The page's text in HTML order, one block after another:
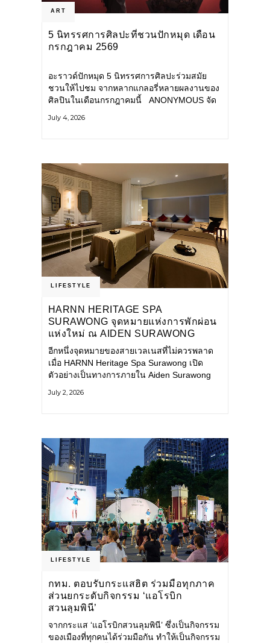
ART
5 นิทรรศการศิลปะที่ชวนปักหมุด เดือน
กรกฎาคม 2569
อะราวด์ปักหมุด 5 นิทรรศการศิลปะร่วมสมัย
ชวนให้ไปชม จากหลากแกลอรี่หลายผลงานของ
ศิลปินในเดือนกรกฎาคมนี้ ANONYMOUS จัด
กลุ่ม Anonymous โดยมี นิ่ม
July 4, 2026
LIFESTYLE
HARNN HERITAGE SPA
SURAWONG จุดหมายแห่งการพักผ่อน
แห่งใหม่ ณ AIDEN SURAWONG
BANGKOK
อีกหนึ่งจุดหมายของสายเวลเนสที่ไม่ควรพลาด
เมื่อ HARNN Heritage Spa Surawong เปิด
ตัวอย่างเป็นทางการภายใน Aiden Surawong
ของเมืองใหญ่ มาสัมผัสประสบการณ์การพักผ่อน
July 2, 2026
LIFESTYLE
กทม. ตอบรับกระแสฮิต ร่วมมือทุกภาค
ส่วนยกระดับกิจกรรม ‘แอโรบิก
สวนลุมพินี’
จากกระแส ‘แอโรบิกสวนลุมพินี’ ซึ่งเป็นกิจกรรม
ของเมืองที่ทุกคนได้ร่วมมือกัน ทำให้เป็นกิจกรรม